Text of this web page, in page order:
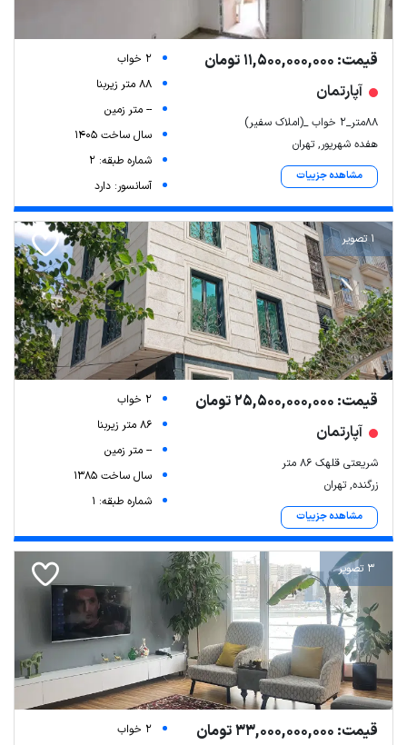
قیمت: 11,500,000,000 تومان
آپارتمان
۸۸متر_۲ خواب _(املاک سفیر)
هفده شهریور, تهران
مشاهده جزییات
2 خواب
88 متر زیربنا
-- متر زمین
سال ساخت 1405
شماره طبقه: 2
آسانسور: دارد
1 تصویر
قیمت: 25,500,000,000 تومان
آپارتمان
شریعتی قلهک ۸۶ متر
زرگنده, تهران
مشاهده جزییات
2 خواب
86 متر زیربنا
-- متر زمین
سال ساخت 1385
شماره طبقه: 1
3 تصویر
قیمت: 33,000,000,000 تومان
2 خواب